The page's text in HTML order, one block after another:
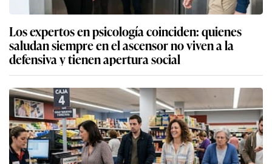
Los expertos en psicología coinciden: quienes
saludan siempre en el ascensor no viven a la
defensiva y tienen apertura social